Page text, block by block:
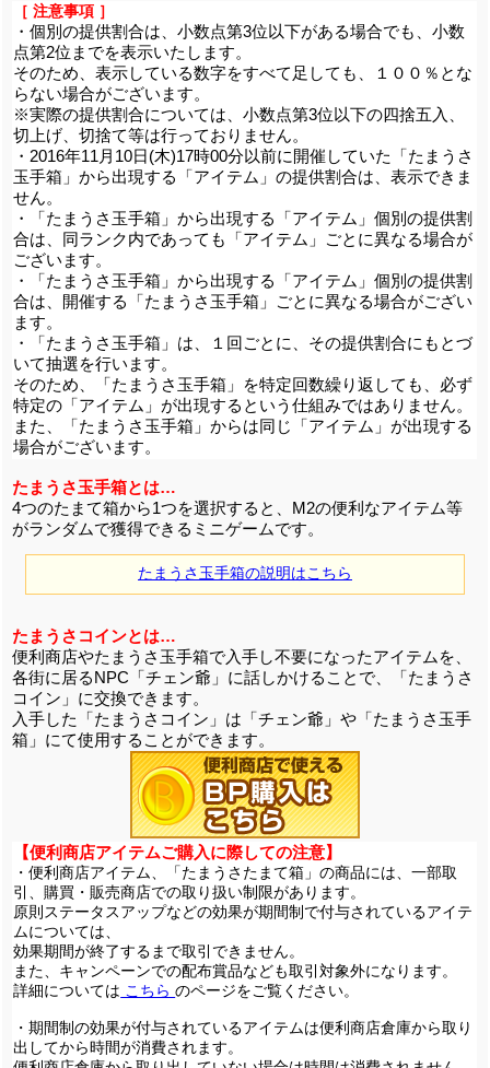
［ 注意事項 ］
・個別の提供割合は、小数点第3位以下がある場合でも、小数
点第2位までを表示いたします。
そのため、表示している数字をすべて足しても、１００％とな
らない場合がございます。
※実際の提供割合については、小数点第3位以下の四捨五入、
切上げ、切捨て等は行っておりません。
・2016年11月10日(木)17時00分以前に開催していた「たまうさ
玉手箱」から出現する「アイテム」の提供割合は、表示できま
せん。
・「たまうさ玉手箱」から出現する「アイテム」個別の提供割
合は、同ランク内であっても「アイテム」ごとに異なる場合が
ございます。
・「たまうさ玉手箱」から出現する「アイテム」個別の提供割
合は、開催する「たまうさ玉手箱」ごとに異なる場合がござい
ます。
・「たまうさ玉手箱」は、１回ごとに、その提供割合にもとづ
いて抽選を行います。
そのため、「たまうさ玉手箱」を特定回数繰り返しても、必ず
特定の「アイテム」が出現するという仕組みではありません。
また、「たまうさ玉手箱」からは同じ「アイテム」が出現する
場合がございます。
たまうさ玉手箱とは…
4つのたまて箱から1つを選択すると、M2の便利なアイテム等
がランダムで獲得できるミニゲームです。
たまうさ玉手箱の説明はこちら
たまうさコインとは…
便利商店やたまうさ玉手箱で入手し不要になったアイテムを、
各街に居るNPC「チェン爺」に話しかけることで、「たまうさ
コイン」に交換できます。
入手した「たまうさコイン」は「チェン爺」や「たまうさ玉手
箱」にて使用することができます。
【便利商店アイテムご購入に際しての注意】
・便利商店アイテム、「たまうさたまて箱」の商品には、一部取
引、購買・販売商店での取り扱い制限があります。
原則ステータスアップなどの効果が期間制で付与されているアイテ
ムについては、
効果期間が終了するまで取引できません。
また、キャンペーンでの配布賞品なども取引対象外になります。
詳細については こちらのページをご覧ください。
・期間制の効果が付与されているアイテムは便利商店倉庫から取り
出してから時間が消費されます。